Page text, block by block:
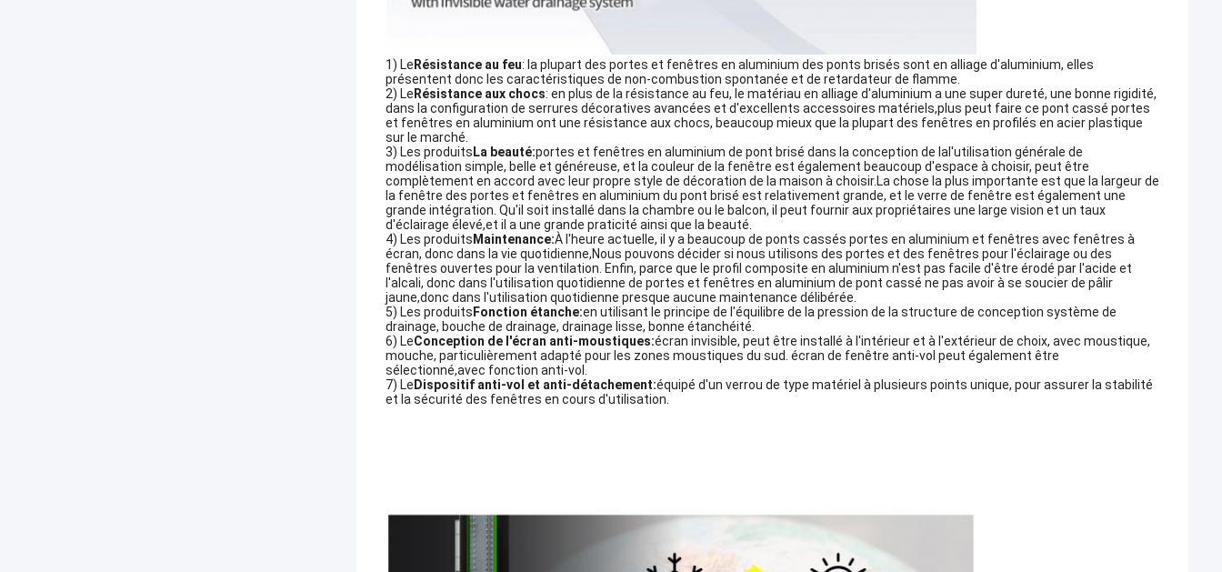
1) Le Résistance au feu: la plupart des portes et fenêtres en aluminium des ponts brisés sont en alliage d'aluminium, elles
présentent donc les caractéristiques de non-combustion spontanée et de retardateur de flamme.
2) Le Résistance aux chocs: en plus de la résistance au feu, le matériau en alliage d'aluminium a une super dureté, une bonne rigidité,
dans la configuration de serrures décoratives avancées et d'excellents accessoires matériels,plus peut faire ce pont cassé portes
et fenêtres en aluminium ont une résistance aux chocs, beaucoup mieux que la plupart des fenêtres en profilés en acier plastique
sur le marché.
3) Les produits La beauté:portes et fenêtres en aluminium de pont brisé dans la conception de la l'utilisation générale de
modélisation simple, belle et généreuse, et la couleur de la fenêtre est également beaucoup d'espace à choisir, peut être
complètement en accord avec leur propre style de décoration de la maison à choisir.La chose la plus importante est que la largeur de
la fenêtre des portes et fenêtres en aluminium du pont brisé est relativement grande, et le verre de fenêtre est également une
grande intégration. Qu'il soit installé dans la chambre ou le balcon, il peut fournir aux propriétaires une large vision et un taux
d'éclairage élevé,et il a une grande praticité ainsi que la beauté.
4) Les produits Maintenance:À l'heure actuelle, il y a beaucoup de ponts cassés portes en aluminium et fenêtres avec fenêtres à
écran, donc dans la vie quotidienne,Nous pouvons décider si nous utilisons des portes et des fenêtres pour l'éclairage ou des
fenêtres ouvertes pour la ventilation. Enfin, parce que le profil composite en aluminium n'est pas facile d'être érodé par l'acide et
l'alcali, donc dans l'utilisation quotidienne de portes et fenêtres en aluminium de pont cassé ne pas avoir à se soucier de pâlir
jaune,donc dans l'utilisation quotidienne presque aucune maintenance délibérée.
5) Les produits Fonction étanche:en utilisant le principe de l'équilibre de la pression de la structure de conception système de
drainage, bouche de drainage, drainage lisse, bonne étanchéité.
6) LeConception de l'écran anti-moustiques:écran invisible, peut être installé à l'intérieur et à l'extérieur de choix, avec moustique,
mouche, particulièrement adapté pour les zones moustiques du sud. écran de fenêtre anti-vol peut également être
sélectionné,avec fonction anti-vol.
7) Le Dispositif anti-vol et anti-détachement:équipé d'un verrou de type matériel à plusieurs points unique, pour assurer la stabilité
et la sécurité des fenêtres en cours d'utilisation.